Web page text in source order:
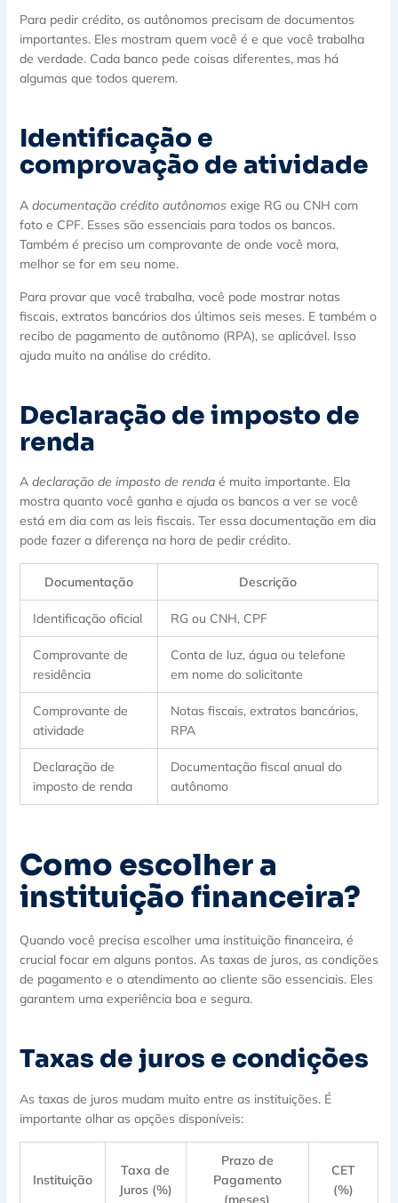
Para pedir crédito, os autônomos precisam de documentos
importantes. Eles mostram quem você é e que você trabalha
de verdade. Cada banco pede coisas diferentes, mas há
algumas que todos querem.
Identificação e
comprovação de atividade
A documentação crédito autônomosexige RG ou CNH com
foto e CPF. Esses são essenciais para todos os bancos.
Também é preciso um comprovante de onde você mora,
melhor se for em seu nome.
Para provar que você trabalha, você pode mostrar notas
fiscais, extratos bancários dos últimos seis meses. E também o
recibo de pagamento de autônomo (RPA), se aplicável. Isso
ajuda muito na análise do crédito.
Declaração de imposto de
renda
A declaração de imposto de rendaé muito importante. Ela
mostra quanto você ganha e ajuda os bancos a ver se você
está em dia com as leis fiscais. Ter essa documentação em dia
pode fazer a diferença na hora de pedir crédito.
Documentação Descrição
Identificação oficial RG ou CNH, CPF
Comprovante de
residência
Conta de luz, água ou telefone
em nome do solicitante
Comprovante de
atividade
Notas fiscais, extratos bancários,
RPA
Declaração de
imposto de renda
Documentação fiscal anual do
autônomo
Como escolher a
instituição financeira?
Quando você precisa escolher uma instituição financeira, é
crucial focar em alguns pontos. As taxas de juros, as condições
de pagamento e o atendimento ao cliente são essenciais. Eles
garantem uma experiência boa e segura.
Taxas de juros e condições
As taxas de juros mudam muito entre as instituições. É
importante olhar as opções disponíveis:
Instituição
Taxa de
Juros (%)
Prazo de
Pagamento
(meses)
CET
(%)